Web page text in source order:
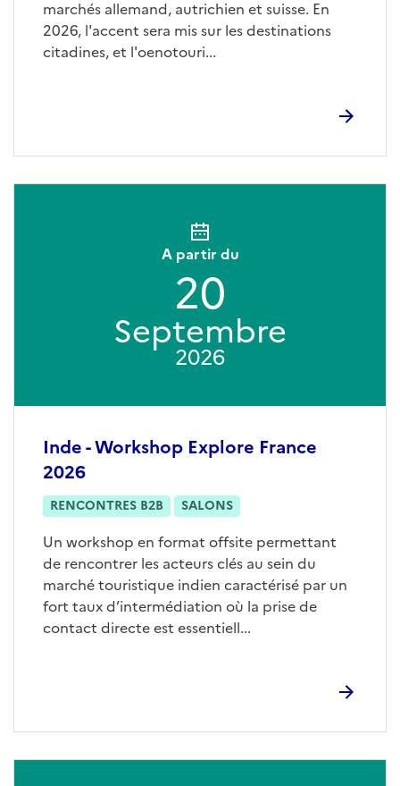
marchés allemand, autrichien et suisse. En
2026, l'accent sera mis sur les destinations
citadines, et l'oenotouri...
Inde - Workshop Explore France
2026
RENCONTRES B2B SALONS
Un workshop en format offsite permettant
de rencontrer les acteurs clés au sein du
marché touristique indien caractérisé par un
fort taux d’intermédiation où la prise de
contact directe est essentiell...
A partir du
20
Septembre
2026